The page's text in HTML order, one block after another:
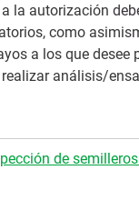
la autorización
como
a los que desee
análisis/
de